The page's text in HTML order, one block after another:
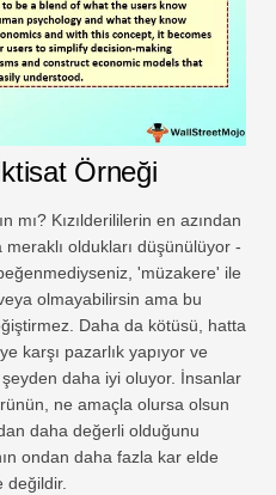
Örneği
mı? Kızılderililerin en azından
oldukları düşünülüyor -
'müzakere' ile
olmayabilirsin ama bu
Daha da kötüsü, hatta
karşı pazarlık yapıyor ve
daha iyi oluyor. İnsanlar
ne amaçla olursa olsun
daha değerli olduğunu
ondan daha fazla kar elde
değildir.